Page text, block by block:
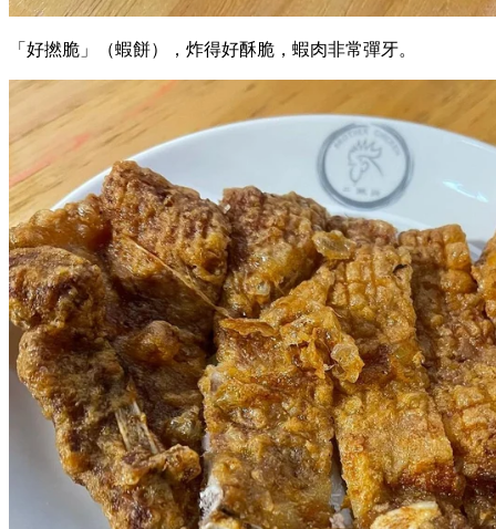
「好撚脆」（蝦餅），炸得好酥脆，蝦肉非常彈牙。